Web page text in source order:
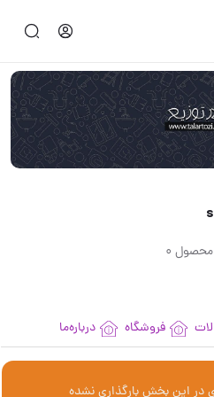
محصول 0
فروشگاه درباره‌ما
در این بخش بارگذاری نشده